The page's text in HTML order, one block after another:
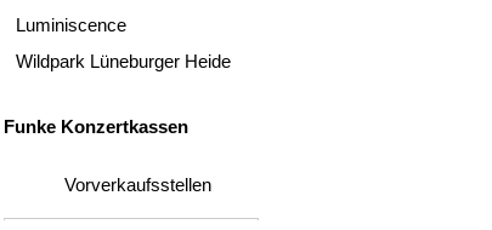
Luminiscence
Wildpark Lüneburger Heide
Funke Konzertkassen
Vorverkaufsstellen